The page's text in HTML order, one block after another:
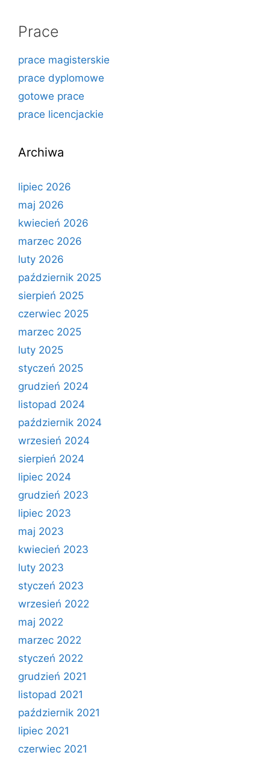
Prace
prace magisterskie
prace dyplomowe
gotowe prace
prace licencjackie
Archiwa
lipiec 2026
maj 2026
kwiecień 2026
marzec 2026
luty 2026
październik 2025
sierpień 2025
czerwiec 2025
marzec 2025
luty 2025
styczeń 2025
grudzień 2024
listopad 2024
październik 2024
wrzesień 2024
sierpień 2024
lipiec 2024
grudzień 2023
lipiec 2023
maj 2023
kwiecień 2023
luty 2023
styczeń 2023
wrzesień 2022
maj 2022
marzec 2022
styczeń 2022
grudzień 2021
listopad 2021
październik 2021
lipiec 2021
czerwiec 2021